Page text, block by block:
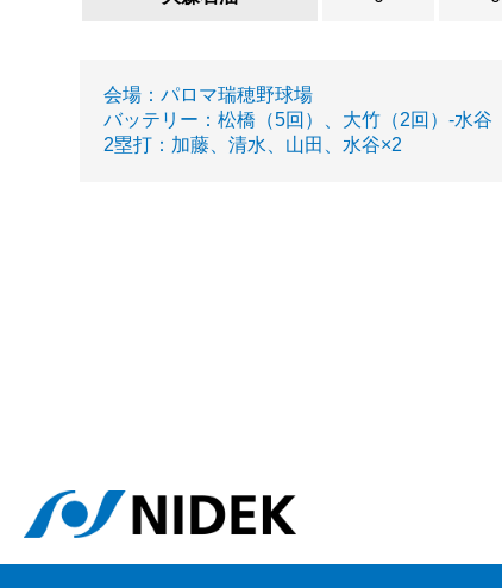
会場：パロマ瑞穂野球場
バッテリー：松橋（5回）、大竹（2回）-水谷
2塁打：加藤、清水、山田、水谷×2